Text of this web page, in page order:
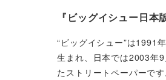
『ビッグイシュー日本
“ビッグイシュー”は1991
生まれ、日本では2003年9
たストリートペーパーです